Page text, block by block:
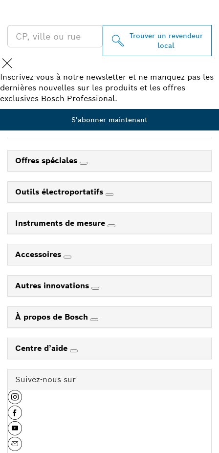
Trouver un revendeur
local
Inscrivez-vous à notre newsletter et ne manquez pas les
dernières nouvelles sur les produits et les offres
exclusives Bosch Professional.
S'abonner maintenant
Offres spéciales
Outils électroportatifs
Instruments de mesure
Accessoires
Autres innovations
À propos de Bosch
Centre d’aide
Suivez-nous sur